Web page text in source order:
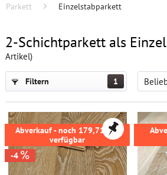
Parkett Einzelstabparkett
FILTER
2-Schichtparkett als
Artikel)
Filtern 1
Abverkauf - noch 179,712m²
verfügbar
-4